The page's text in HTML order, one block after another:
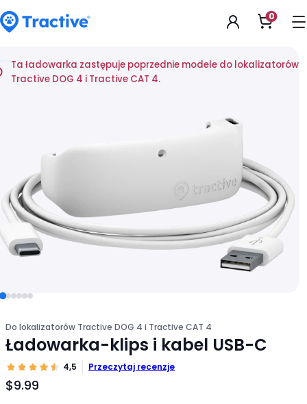
Accessibility
Statement
0
Ta ładowarka zastępuje poprzednie modele do lokalizatorów
Tractive DOG 4 i Tractive CAT 4.
Do lokalizatorów Tractive DOG 4 i Tractive CAT 4
Ładowarka-klips i kabel USB-C
4,5 Przeczytaj recenzje
$9.99
Cena